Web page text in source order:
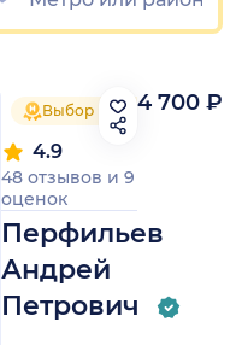
Выбор пациентов 2025
Перфильев
Андрей
Петрович
4.9
48 отзывов и 9
оценок
4 700 ₽